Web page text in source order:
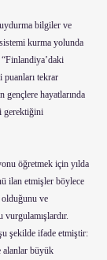
bilgiler ve
kurma yolunda
puanları tekrar
gençlere hayatlarında
gerektiğini
öğretmek için yılda
ilan etmişler böylece
olduğunu ve
vurgulamışlardır.
şekilde ifade etmiştir:
alanlar büyük